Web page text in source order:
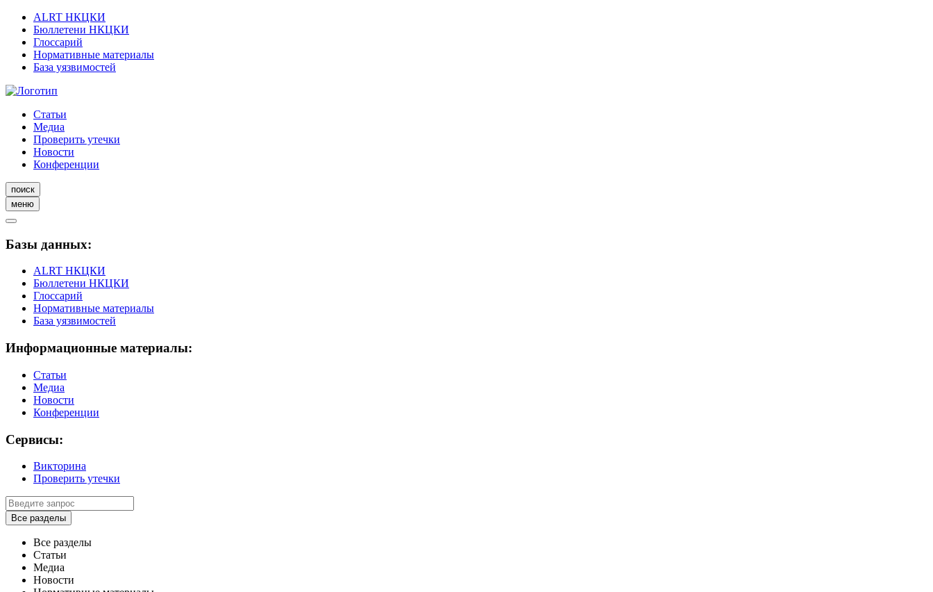
ALRT НКЦКИ
Бюллетени НКЦКИ
Глоссарий
Нормативные материалы
База уязвимостей
Статьи
Медиа
Проверить утечки
Новости
Конференции
поиск
меню
Базы данных:
ALRT НКЦКИ
Бюллетени НКЦКИ
Глоссарий
Нормативные материалы
База уязвимостей
Информационные материалы:
Статьи
Медиа
Новости
Конференции
Сервисы:
Викторина
Проверить утечки
Все разделы
Все разделы
Статьи
Медиа
Новости